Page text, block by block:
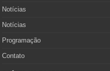
Notícias
Notícias
Programação
Contato